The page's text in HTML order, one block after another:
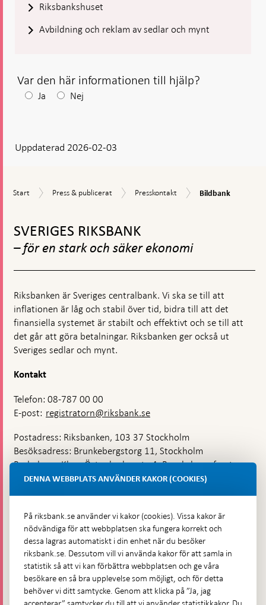
Riksbankshuset
Avbildning och reklam av sedlar och mynt
Var den här informationen till hjälp?
Efter
visas
Ja Nej
Uppdaterad 2026-02-03
Start
Start
Press
Press & publicerat Presskontakt
Presskontakt Bildbank
Bildbank
toppnavigation
SVERIGES RIKSBANK
– för en stark och säker ekonomi
Riksbanken är Sveriges centralbank. Vi ska se till att
inflationen är låg och stabil över tid, bidra till att det
finansiella systemet är stabilt och effektivt och se till att
det går att göra betalningar. Riksbanken ger också ut
Sveriges sedlar och mynt.
Kontakt
Telefon: 08-787 00 00
E-post: registratorn@riksbank.se
Postadress: Riksbanken, 103 37 Stockholm
Besöksadress: Brunkebergstorg 11, Stockholm
Budadress: Klara Östra kyrkogata 4, Brunkebergsfaret,
Lastplats 6
Hitta direkt
Frågor och svar-
Öppnas
i
ny
Till Riksbankens webbarkiv-
Öppnas
Presskontakt
DENNA WEBBPLATS ANVÄNDER KAKOR (COOKIES)
På riksbank.se använder vi kakor (cookies). Vissa kakor är
nödvändiga för att webbplatsen ska fungera korrekt och
dessa lagras automatiskt i din enhet när du besöker
riksbank.se. Dessutom vill vi använda kakor för att samla in
statistik så att vi kan förbättra webbplatsen och ge våra
besökare en så bra upplevelse som möjligt, och för detta
behöver vi ditt samtycke. Genom att klicka på ”Ja, jag